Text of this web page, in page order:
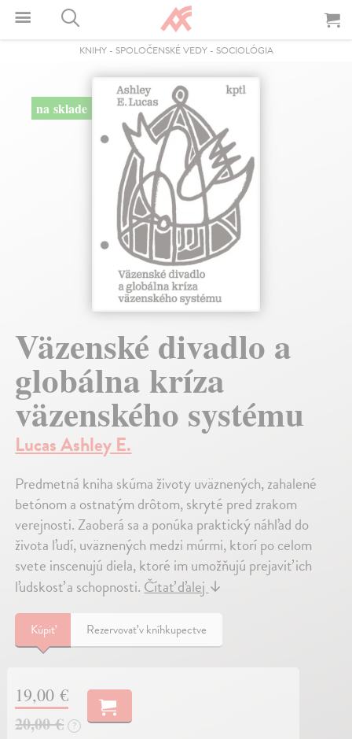
KNIHY- SPOLOČENSKÉ VEDY- SOCIOLÓGIA
na sklade
Väzenské divadlo a
globálna kríza
väzenského systému
Lucas Ashley E.
Predmetná kniha skúma životy uväznených, zahalené
betónom a ostnatým drôtom, skryté pred zrakom
verejnosti. Zaoberá sa a ponúka praktický náhľad do
života ľudí, uväznených medzi múrmi, ktorí po celom
svete inscenujú diela, ktoré im umožňujú prejaviť ich
ľudskosť a schopnosti. Čítať ďalej ↓
Kúpiť Rezervovať v kníhkupectve
19,00 €
20,00 €
?